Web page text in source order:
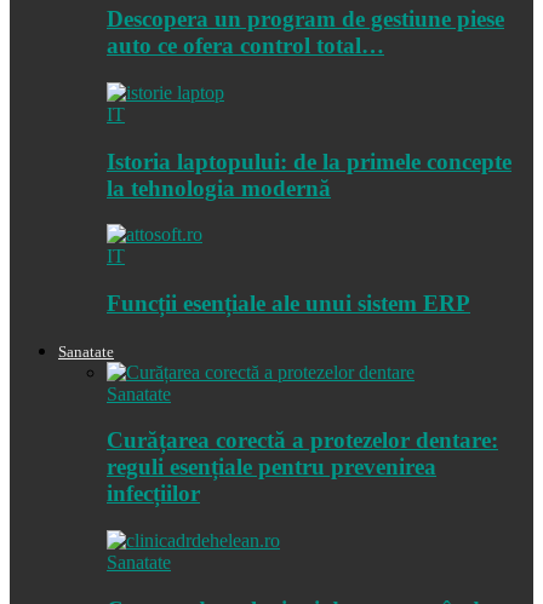
Descopera un program de gestiune piese
auto ce ofera control total…
IT
Istoria laptopului: de la primele concepte
la tehnologia modernă
IT
Funcții esențiale ale unui sistem ERP
Sanatate
Sanatate
Curățarea corectă a protezelor dentare:
reguli esențiale pentru prevenirea
infecțiilor
Sanatate